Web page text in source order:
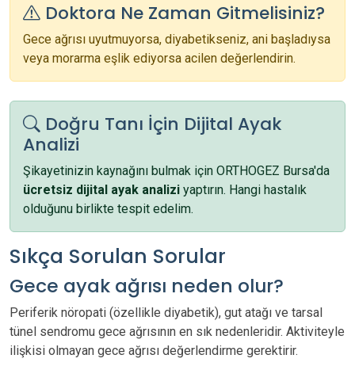
Doktora Ne Zaman Gitmelisiniz?
Gece ağrısı uyutmuyorsa, diyabetikseniz, ani başladıysa
veya morarma eşlik ediyorsa acilen değerlendirin.
Doğru Tanı İçin Dijital Ayak
Analizi
Şikayetinizin kaynağını bulmak için ORTHOGEZ Bursa'da
ücretsiz dijital ayak analizi yaptırın. Hangi hastalık
olduğunu birlikte tespit edelim.
Sıkça Sorulan Sorular
Gece ayak ağrısı neden olur?
Periferik nöropati (özellikle diyabetik), gut atağı ve tarsal
tünel sendromu gece ağrısının en sık nedenleridir. Aktiviteyle
ilişkisi olmayan gece ağrısı değerlendirme gerektirir.